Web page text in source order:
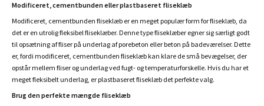
Modificeret, cementbunden eller plastbaseret fliseklæb
Modificeret, cementbunden fliseklæb er en meget populær form for fliseklæb, da
det er en utrolig fleksibel fliseklæber. Denne type fliseklæber egner sig særligt godt
til opsætning af fliser på underlag af porebeton eller beton på badeværelser. Dette
er, fordi modificeret, cementbunden fliseklæb kan klare de små bevægelser, der
opstår mellem fliser og underlag ved fugt- og temperaturforskelle. Hvis du har et
meget fleksibelt underlag, er plastbaseret fliseklæb det perfekte valg.
Brug den perfekte mængde fliseklæb